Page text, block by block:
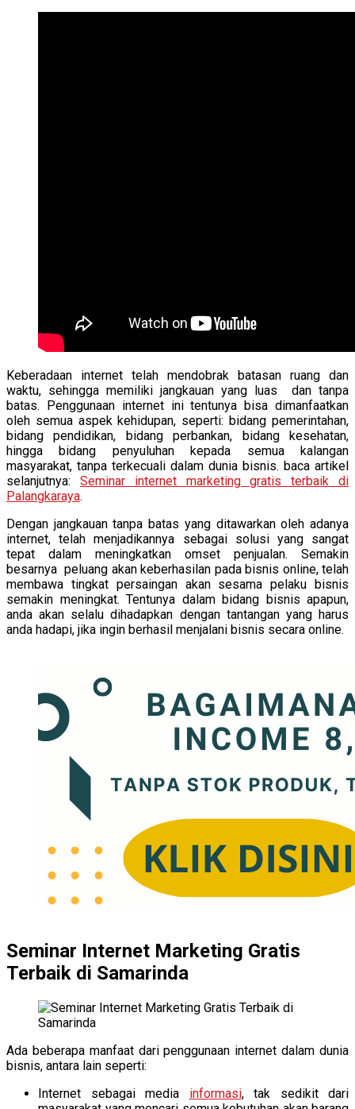
Keberadaan internet telah mendobrak batasan ruang dan
waktu, sehingga memiliki jangkauan yang luas dan tanpa
batas. Penggunaan internet ini tentunya bisa dimanfaatkan
oleh semua aspek kehidupan, seperti: bidang pemerintahan,
bidang pendidikan, bidang perbankan, bidang kesehatan,
hingga bidang penyuluhan kepada semua kalangan
masyarakat, tanpa terkecuali dalam dunia bisnis. baca artikel
selanjutnya: Seminar internet marketing gratis terbaik di
Palangkaraya.
Dengan jangkauan tanpa batas yang ditawarkan oleh adanya
internet, telah menjadikannya sebagai solusi yang sangat
tepat dalam meningkatkan omset penjualan. Semakin
besarnya peluang akan keberhasilan pada bisnis online, telah
membawa tingkat persaingan akan sesama pelaku bisnis
semakin meningkat. Tentunya dalam bidang bisnis apapun,
anda akan selalu dihadapkan dengan tantangan yang harus
anda hadapi, jika ingin berhasil menjalani bisnis secara online.
Seminar Internet Marketing Gratis
Terbaik di Samarinda
Ada beberapa manfaat dari penggunaan internet dalam dunia
bisnis, antara lain seperti:
Internet sebagai media informasi, tak sedikit dari